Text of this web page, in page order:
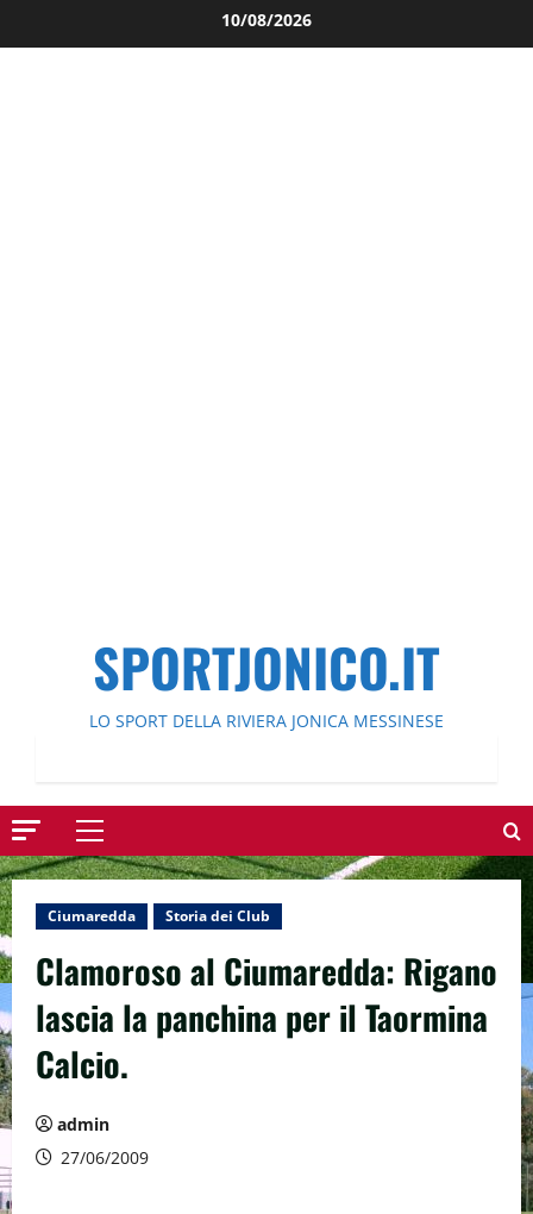
al
10/08/2026
SPORTJONICO.IT
LO SPORT DELLA RIVIERA JONICA MESSINESE
Menu
principale
Ciumaredda Storia dei Club
Clamoroso al Ciumaredda: Rigano
lascia la panchina per il Taormina
Calcio.
admin
27/06/2009